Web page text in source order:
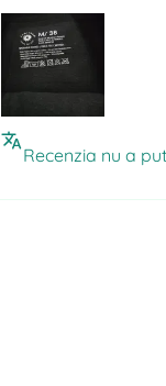
Recenzia nu a